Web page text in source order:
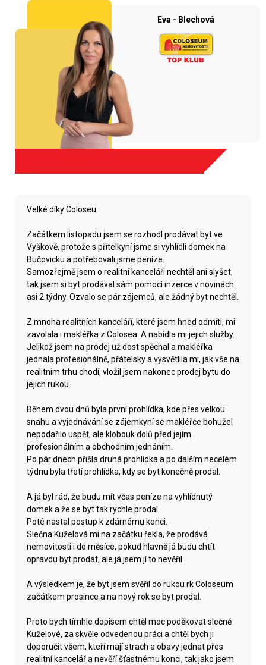
Eva - Blechová
Velké díky Coloseu
Začátkem listopadu jsem se rozhodl prodávat byt ve
Vyškově, protože s přítelkyní jsme si vyhlídli domek na
Bučovicku a potřebovali jsme peníze.
Samozřejmě jsem o realitní kanceláři nechtěl ani slyšet,
tak jsem si byt prodával sám pomocí inzerce v novinách
asi 2 týdny. Ozvalo se pár zájemců, ale žádný byt nechtěl.
Z mnoha realitních kanceláří, které jsem hned odmítl, mi
zavolala i makléřka z Colosea. A nabídla mi jejich služby.
Jelikož jsem na prodej už dost spěchal a makléřka
jednala profesionálně, přátelsky a vysvětlila mi, jak vše na
realitním trhu chodí, vložil jsem nakonec prodej bytu do
jejich rukou.
Během dvou dnů byla první prohlídka, kde přes velkou
snahu a vyjednávání se zájemkyní se makléřce bohužel
nepodařilo uspět, ale klobouk dolů před jejím
profesionálním a obchodním jednáním.
Po pár dnech přišla druhá prohlídka a po dalším necelém
týdnu byla třetí prohlídka, kdy se byt konečně prodal.
A já byl rád, že budu mít včas peníze na vyhlídnutý
domek a že se byt tak rychle prodal.
Poté nastal postup k zdárnému konci.
Slečna Kuželová mi na začátku řekla, že prodává
nemovitosti i do měsíce, pokud hlavně já budu chtít
opravdu byt prodat, ale já jsem jí to nevěřil.
A výsledkem je, že byt jsem svěřil do rukou rk Coloseum
začátkem prosince a na nový rok se byt prodal.
Proto bych tímhle dopisem chtěl moc poděkovat slečně
Kuželové, za skvěle odvedenou práci a chtěl bych ji
doporučit všem, kteří mají strach a obavy jednat přes
realitní kancelář a nevěří šťastnému konci, tak jako jsem